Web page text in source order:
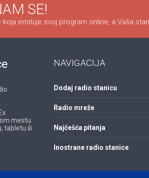
SE!
emituje svoj program online, a Vaša
mestu.
tabletu ili
NAVIGACIJA
Dodaj radio stanicu
Radio mreže
Najčešća pitanja
Inostrane radio stanice